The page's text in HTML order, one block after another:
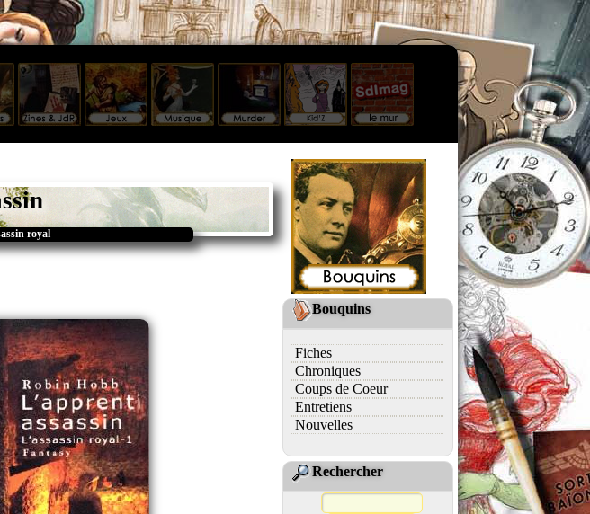
royal
Bouquins
Fiches
Chroniques
Coups de Coeur
Entretiens
Nouvelles
Rechercher